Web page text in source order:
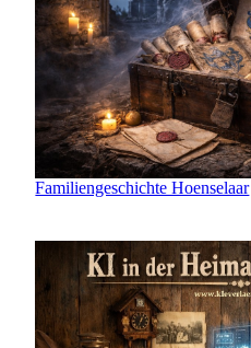
Familiengeschichte Hoenselaar